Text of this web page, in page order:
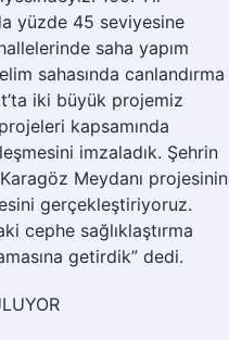
yüzde 45 seviyesine
saha yapım
sahasında canlandırma
iki büyük projemiz
kapsamında
imzaladık. Şehrin
Meydanı projesinin
gerçekleştiriyoruz.
cephe sağlıklaştırma
getirdik” dedi.